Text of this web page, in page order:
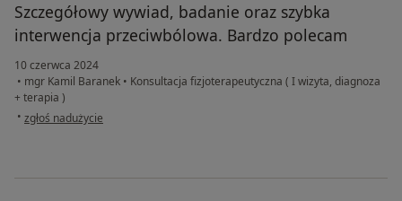
Szczegółowy wywiad, badanie oraz szybka
interwencja przeciwbólowa. Bardzo polecam
10 czerwca 2024
• mgr Kamil Baranek • Konsultacja fizjoterapeutyczna ( I wizyta, diagnoza
+ terapia )
• w opinii użytkownika Gosia
zgłoś nadużycie